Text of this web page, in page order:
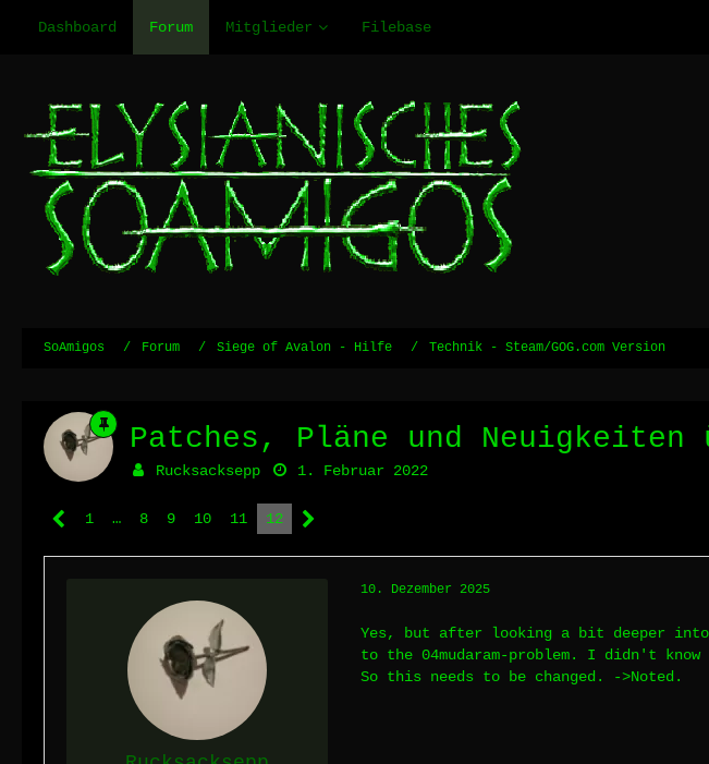
Dashboard Forum Mitglieder Filebase
SoAmigos Forum Siege of Avalon - Hilfe Technik - Steam/GOG.com Version
Patches, Pläne und
Rucksacksepp 1. Februar 2022
1 … 8 9 10 11 12
10. Dezember 2025
Yes, but after looking a bit deeper
to the 04mudaram-problem. I didn't
So this needs to be changed. ->Noted.